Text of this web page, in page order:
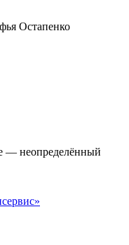
Остапенко
— неопределённый